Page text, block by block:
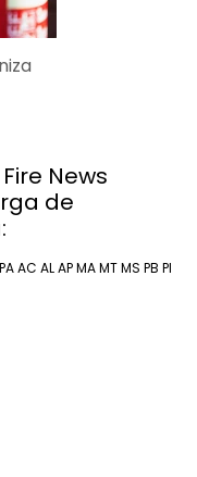
News
de
PAAC ALAPMAMTMS PB PI